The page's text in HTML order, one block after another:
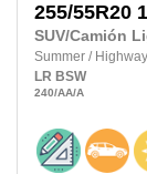
255/55R20
SUV/Camión
Summer /
LR BSW
240/AA/A